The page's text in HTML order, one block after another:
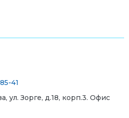
41
ул. Зорге, д.18, корп.3. Офис